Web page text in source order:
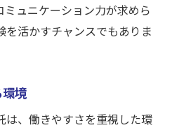
ュニケーション力が求めら
活かすチャンスでもありま
境
は、働きやすさを重視した環